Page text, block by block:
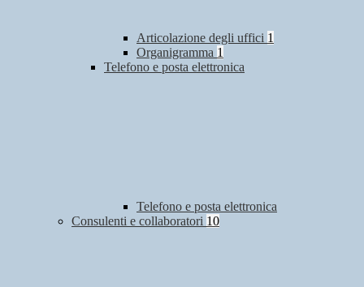
Articolazione degli uffici 1
Organigramma 1
Telefono e posta elettronica
Telefono e posta elettronica
Consulenti e collaboratori 10